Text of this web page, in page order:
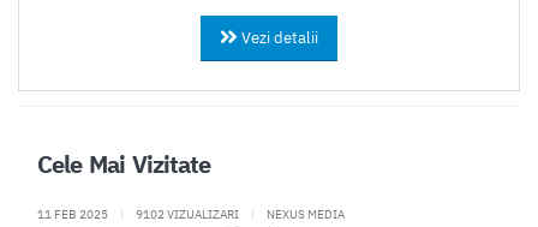
Vezi detalii
Cele Mai Vizitate
11 FEB 2025 | 9102 VIZUALIZARI | NEXUS MEDIA